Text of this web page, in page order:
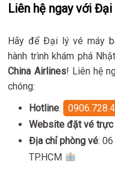
Liên hệ ngay với
Hãy để Đại lý vé máy
hành trình khám phá
China Airlines! Liên hệ
chóng:
Hotline:
Website đặt vé trực
Địa chỉ phòng vé:
TP.HCM